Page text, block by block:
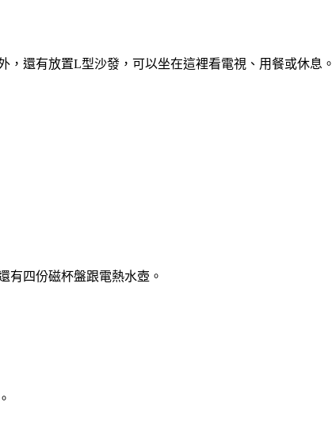
還有放置L型沙發，可以坐在這裡看電視、用餐或休息。
有四份磁杯盤跟電熱水壺。